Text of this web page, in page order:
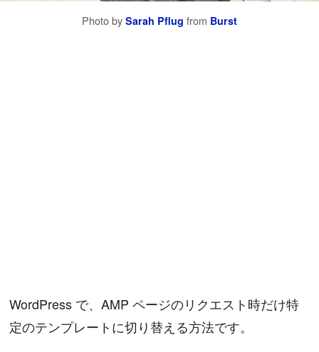
Photo by Sarah Pflug from Burst
WordPress で、AMP ページのリクエスト時だけ特
定のテンプレートに切り替える方法です。